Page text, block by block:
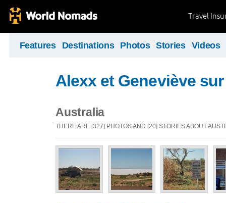
Travel
Features Destinations Photos Stories Videos
Alexx et Geneviève
Australia
THERE ARE [327] PHOTOS AND [20] STORIES ABOUT